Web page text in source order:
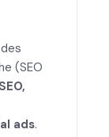
(SEO
SEO,
ads.